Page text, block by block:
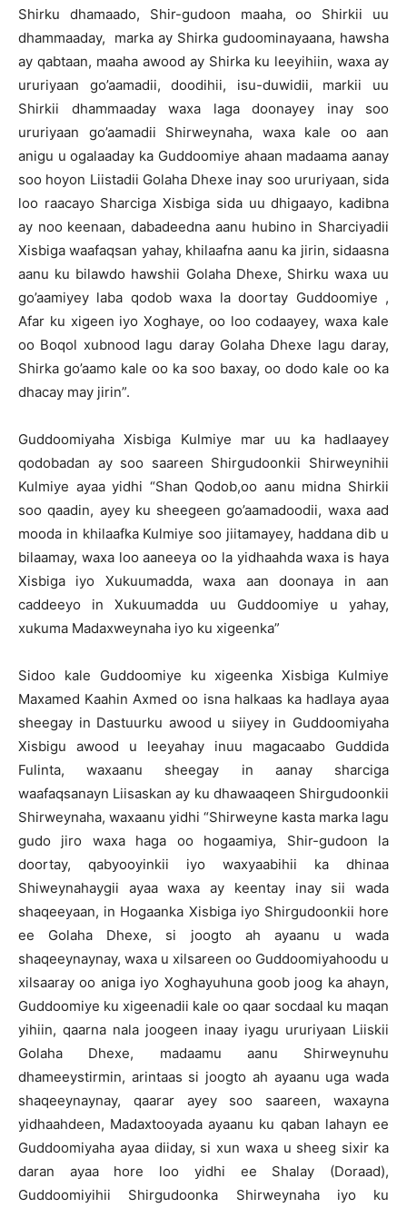
Shirku dhamaado, Shir-gudoon maaha, oo Shirkii uu
dhammaaday, marka ay Shirka gudoominayaana, hawsha
ay qabtaan, maaha awood ay Shirka ku leeyihiin, waxa ay
ururiyaan go’aamadii, doodihii, isu-duwidii, markii uu
Shirkii dhammaaday waxa laga doonayey inay soo
ururiyaan go’aamadii Shirweynaha, waxa kale oo aan
anigu u ogalaaday ka Guddoomiye ahaan madaama aanay
soo hoyon Liistadii Golaha Dhexe inay soo ururiyaan, sida
loo raacayo Sharciga Xisbiga sida uu dhigaayo, kadibna
ay noo keenaan, dabadeedna aanu hubino in Sharciyadii
Xisbiga waafaqsan yahay, khilaafna aanu ka jirin, sidaasna
aanu ku bilawdo hawshii Golaha Dhexe, Shirku waxa uu
go’aamiyey laba qodob waxa la doortay Guddoomiye ,
Afar ku xigeen iyo Xoghaye, oo loo codaayey, waxa kale
oo Boqol xubnood lagu daray Golaha Dhexe lagu daray,
Shirka go’aamo kale oo ka soo baxay, oo dodo kale oo ka
dhacay may jirin”.
Guddoomiyaha Xisbiga Kulmiye mar uu ka hadlaayey
qodobadan ay soo saareen Shirgudoonkii Shirweynihii
Kulmiye ayaa yidhi “Shan Qodob,oo aanu midna Shirkii
soo qaadin, ayey ku sheegeen go’aamadoodii, waxa aad
mooda in khilaafka Kulmiye soo jiitamayey, haddana dib u
bilaamay, waxa loo aaneeya oo la yidhaahda waxa is haya
Xisbiga iyo Xukuumadda, waxa aan doonaya in aan
caddeeyo in Xukuumadda uu Guddoomiye u yahay,
xukuma Madaxweynaha iyo ku xigeenka”
Sidoo kale Guddoomiye ku xigeenka Xisbiga Kulmiye
Maxamed Kaahin Axmed oo isna halkaas ka hadlaya ayaa
sheegay in Dastuurku awood u siiyey in Guddoomiyaha
Xisbigu awood u leeyahay inuu magacaabo Guddida
Fulinta, waxaanu sheegay in aanay sharciga
waafaqsanayn Liisaskan ay ku dhawaaqeen Shirgudoonkii
Shirweynaha, waxaanu yidhi “Shirweyne kasta marka lagu
gudo jiro waxa haga oo hogaamiya, Shir-gudoon la
doortay, qabyooyinkii iyo waxyaabihii ka dhinaa
Shiweynahaygii ayaa waxa ay keentay inay sii wada
shaqeeyaan, in Hogaanka Xisbiga iyo Shirgudoonkii hore
ee Golaha Dhexe, si joogto ah ayaanu u wada
shaqeeynaynay, waxa u xilsareen oo Guddoomiyahoodu u
xilsaaray oo aniga iyo Xoghayuhuna goob joog ka ahayn,
Guddoomiye ku xigeenadii kale oo qaar socdaal ku maqan
yihiin, qaarna nala joogeen inaay iyagu ururiyaan Liiskii
Golaha Dhexe, madaamu aanu Shirweynuhu
dhameeystirmin, arintaas si joogto ah ayaanu uga wada
shaqeeynaynay, qaarar ayey soo saareen, waxayna
yidhaahdeen, Madaxtooyada ayaanu ku qaban lahayn ee
Guddoomiyaha ayaa diiday, si xun waxa u sheeg sixir ka
daran ayaa hore loo yidhi ee Shalay (Doraad),
Guddoomiyihii Shirgudoonka Shirweynaha iyo ku